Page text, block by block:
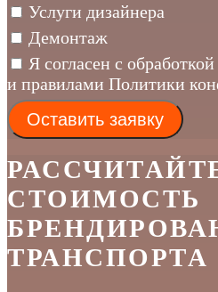
Услуги дизайнера
Демонтаж
Я согласен с
и правилами Политики
Оставить заявку
СТОИМОСТЬ
ТРАНСПОРТА